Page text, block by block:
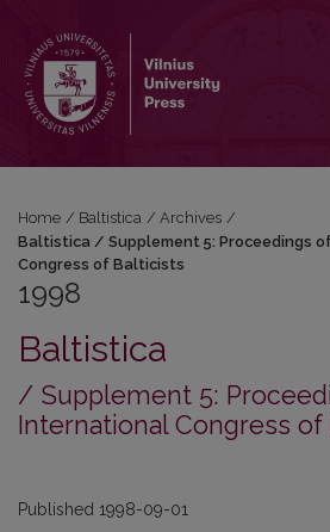
Home / Baltistica / Archives /
Baltistica / Supplement 5: Proceedings
Congress of Balticists
1998
Baltistica
/ Supplement 5:
International Congress
Published 1998-09-01